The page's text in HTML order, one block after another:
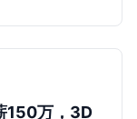
150万，3D